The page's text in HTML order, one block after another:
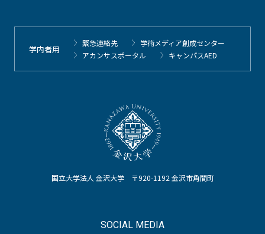
国立大学法人 金沢大学 〒920-1192 金沢市角間町
SOCIAL MEDIA
学内者用
緊急連絡先
学術メディア創成センター
アカンサスポータル
キャンパスAED